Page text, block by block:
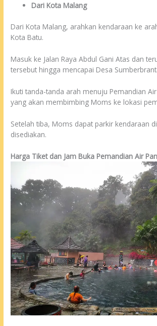
Dari Kota Malang
Dari Kota Malang, arahkan kendaraan ke
Kota Batu.
Masuk ke Jalan Raya Abdul Gani Atas dan
tersebut hingga mencapai Desa
Ikuti tanda-tanda arah menuju Pemandian
yang akan membimbing Moms ke lokasi
Setelah tiba, Moms dapat parkir kendaraan
disediakan.
Harga Tiket dan Jam Buka Pemandian Air